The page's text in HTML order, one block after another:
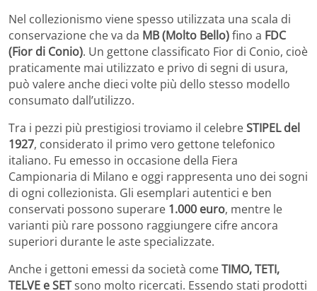
Nel collezionismo viene spesso utilizzata una scala di
conservazione che va da MB (Molto Bello)fino a FDC
(Fior di Conio). Un gettone classificato Fior di Conio, cioè
praticamente mai utilizzato e privo di segni di usura,
può valere anche dieci volte più dello stesso modello
consumato dall’utilizzo.
Tra i pezzi più prestigiosi troviamo il celebreSTIPEL del
1927, considerato il primo vero gettone telefonico
italiano. Fu emesso in occasione della Fiera
Campionaria di Milano e oggi rappresenta uno dei sogni
di ogni collezionista. Gli esemplari autentici e ben
conservati possono superare 1.000 euro, mentre le
varianti più rare possono raggiungere cifre ancora
superiori durante le aste specializzate.
Anche i gettoni emessi da società comeTIMO, TETI,
TELVE e SETsono molto ricercati. Essendo stati prodotti